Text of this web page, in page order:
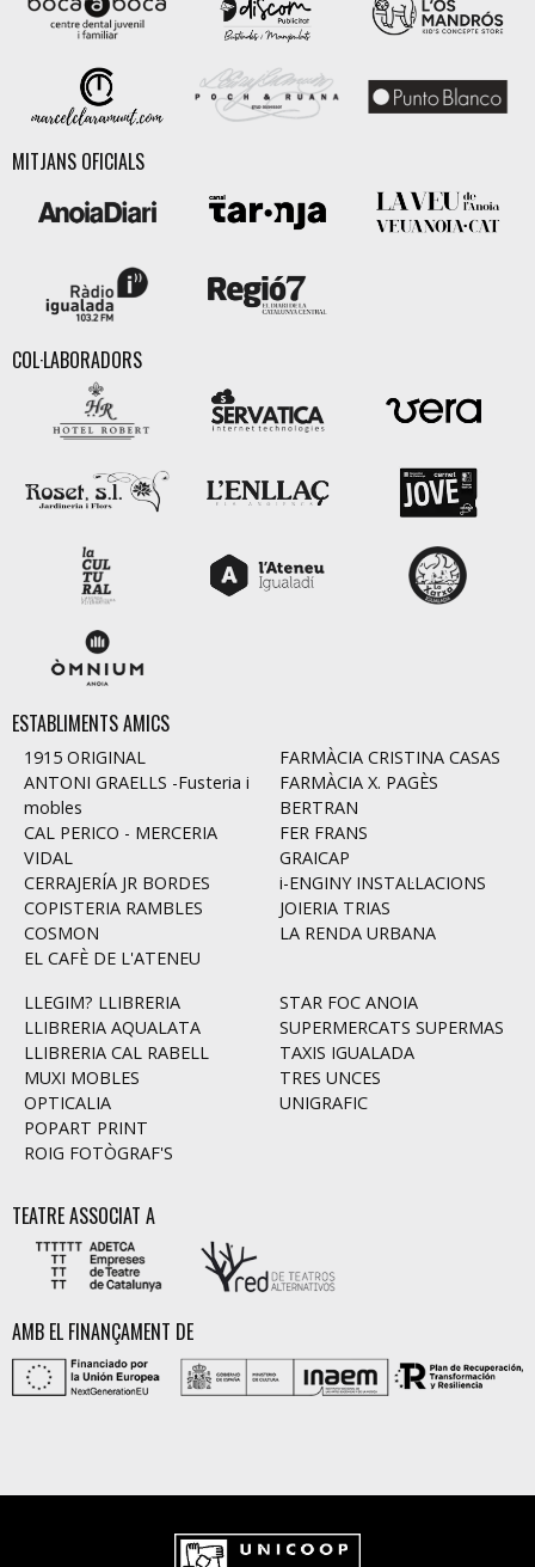
MITJANS OFICIALS
COL·LABORADORS
ESTABLIMENTS AMICS
1915 ORIGINAL
ANTONI GRAELLS -Fusteria i
mobles
CAL PERICO - MERCERIA
VIDAL
CERRAJERÍA JR BORDES
COPISTERIA RAMBLES
COSMON
EL CAFÈ DE L'ATENEU
FARMÀCIA CRISTINA CASAS
FARMÀCIA X. PAGÈS
BERTRAN
FER FRANS
GRAICAP
i-ENGINY INSTAL·LACIONS
JOIERIA TRIAS
LA RENDA URBANA
LLEGIM? LLIBRERIA
LLIBRERIA AQUALATA
LLIBRERIA CAL RABELL
MUXI MOBLES
OPTICALIA
POPART PRINT
ROIG FOTÒGRAF'S
STAR FOC ANOIA
SUPERMERCATS SUPERMAS
TAXIS IGUALADA
TRES UNCES
UNIGRAFIC
TEATRE ASSOCIAT A
AMB EL FINANÇAMENT DE